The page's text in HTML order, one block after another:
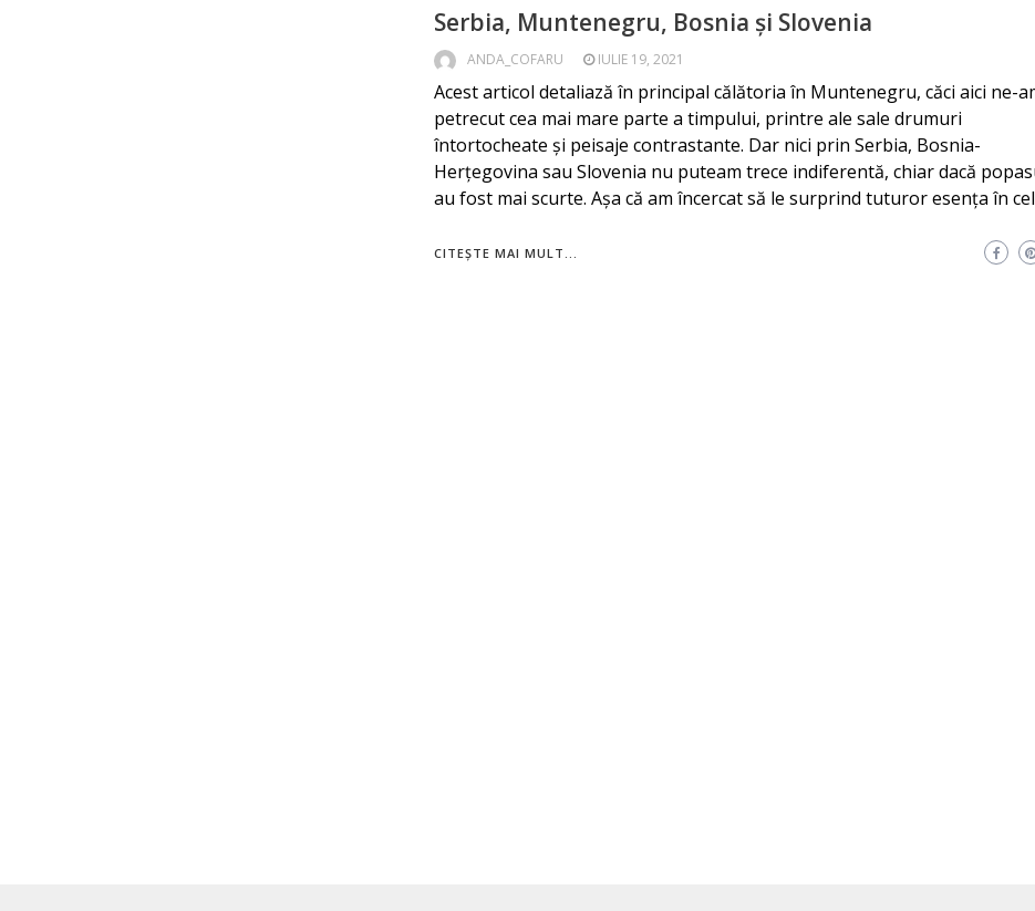
Serbia, Muntenegru, Bosnia și Slovenia
ANDA_COFARU IULIE 19, 2021
Acest articol detaliază în principal călătoria în Muntenegru, căci aici ne-
petrecut cea mai mare parte a timpului, printre ale sale drumuri
întortocheate și peisaje contrastante. Dar nici prin Serbia, Bosnia-
Herțegovina sau Slovenia nu puteam trece indiferentă, chiar dacă
au fost mai scurte. Așa că am încercat să le surprind tuturor esența în
CITEȘTE MAI MULT...